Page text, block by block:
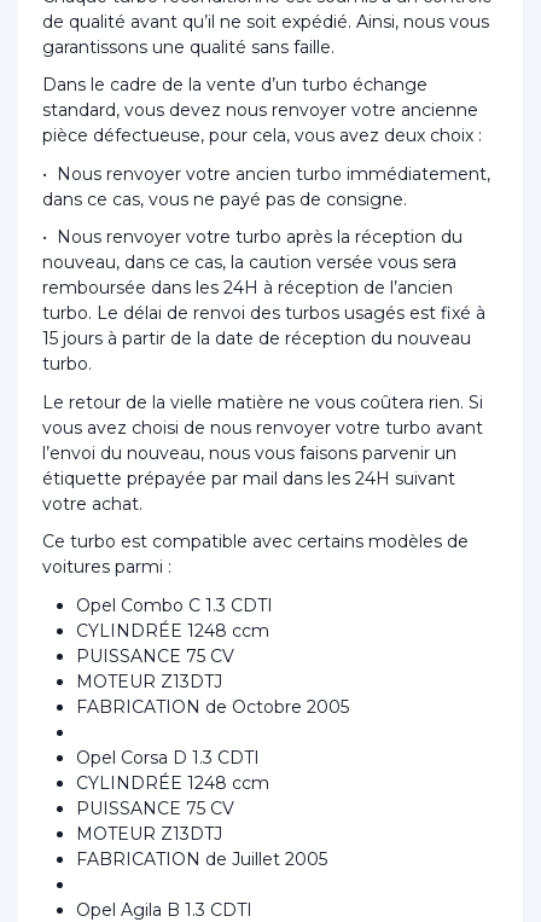
de qualité avant qu’il ne soit expédié. Ainsi, nous vous
garantissons une qualité sans faille.
Dans le cadre de la vente d’un turbo échange
standard, vous devez nous renvoyer votre ancienne
pièce défectueuse, pour cela, vous avez deux choix :
• Nous renvoyer votre ancien turbo immédiatement,
dans ce cas, vous ne payé pas de consigne.
• Nous renvoyer votre turbo après la réception du
nouveau, dans ce cas, la caution versée vous sera
remboursée dans les 24H à réception de l’ancien
turbo. Le délai de renvoi des turbos usagés est fixé à
15 jours à partir de la date de réception du nouveau
turbo.
Le retour de la vielle matière ne vous coûtera rien. Si
vous avez choisi de nous renvoyer votre turbo avant
l’envoi du nouveau, nous vous faisons parvenir un
étiquette prépayée par mail dans les 24H suivant
votre achat.
Ce turbo est compatible avec certains modèles de
voitures parmi :
Opel Combo C 1.3 CDTI
CYLINDRÉE 1248 ccm
PUISSANCE 75 CV
MOTEUR Z13DTJ
FABRICATION de Octobre 2005
Opel Corsa D 1.3 CDTI
CYLINDRÉE 1248 ccm
PUISSANCE 75 CV
MOTEUR Z13DTJ
FABRICATION de Juillet 2005
Opel Agila B 1.3 CDTI